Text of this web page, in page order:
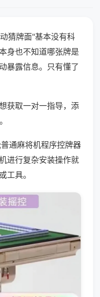
猜牌面"基本没有科
身也不知道哪张牌是
暴露信息。只有懂了
获取一对一指导，添
通麻将机程序控牌器
进行复杂安装操作就
工具。